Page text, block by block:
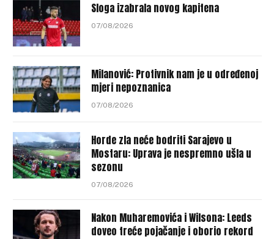
Sloga izabrala novog kapitena
07/08/2026
Milanović: Protivnik nam je u određenoj
mjeri nepoznanica
07/08/2026
Horde zla neće bodriti Sarajevo u
Mostaru: Uprava je nespremno ušla u
sezonu
07/08/2026
Nakon Muharemovića i Wilsona: Leeds
doveo treće pojačanje i oborio rekord